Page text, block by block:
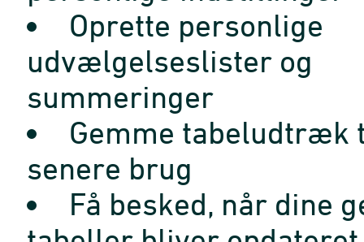
Oprette personlige
udvælgelseslister og
summeringer
Gemme tabeludtræk
senere brug
Få besked, når dine